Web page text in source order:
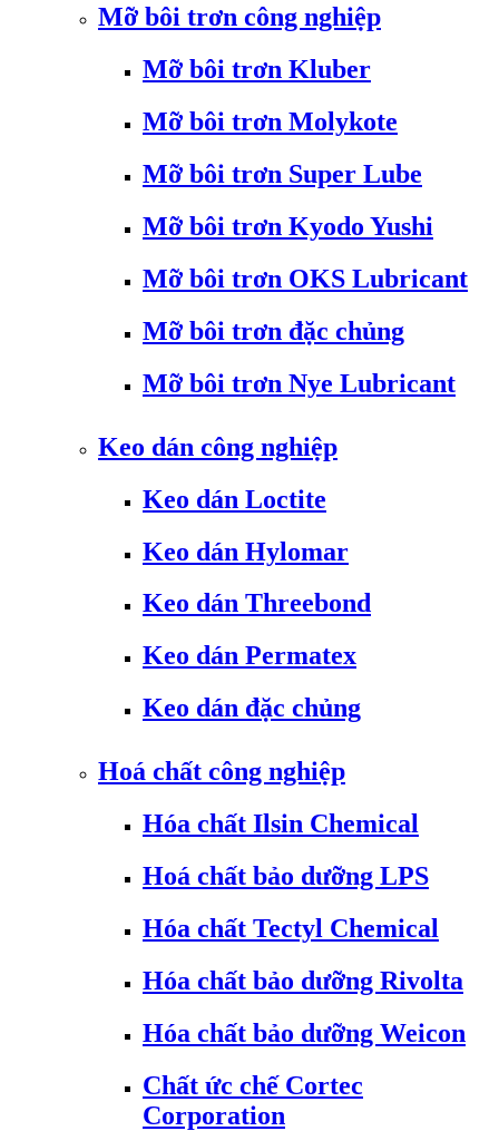
Mỡ bôi trơn công nghiệp
Mỡ bôi trơn Kluber
Mỡ bôi trơn Molykote
Mỡ bôi trơn Super Lube
Mỡ bôi trơn Kyodo Yushi
Mỡ bôi trơn OKS Lubricant
Mỡ bôi trơn đặc chủng
Mỡ bôi trơn Nye Lubricant
Keo dán công nghiệp
Keo dán Loctite
Keo dán Hylomar
Keo dán Threebond
Keo dán Permatex
Keo dán đặc chủng
Hoá chất công nghiệp
Hóa chất Ilsin Chemical
Hoá chất bảo dưỡng LPS
Hóa chất Tectyl Chemical
Hóa chất bảo dưỡng Rivolta
Hóa chất bảo dưỡng Weicon
Chất ức chế Cortec
Corporation